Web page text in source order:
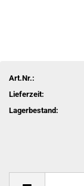
Art.Nr.:
Lieferzeit:
Lagerbestand: